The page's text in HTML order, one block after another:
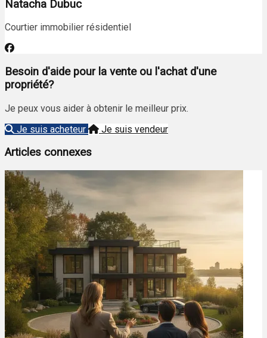
Natacha Dubuc
Courtier immobilier résidentiel
Besoin d'aide pour la vente ou l'achat d'une
propriété?
Je peux vous aider à obtenir le meilleur prix.
Je suis acheteur
Je suis vendeur
Articles connexes